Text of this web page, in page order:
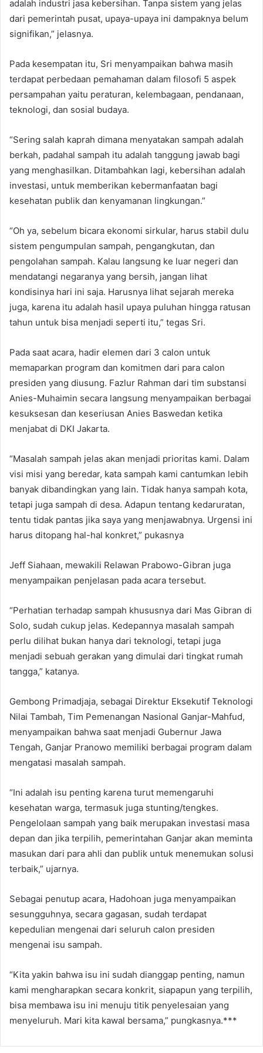
adalah industri jasa kebersihan. Tanpa sistem yang jelas
dari pemerintah pusat, upaya-upaya ini dampaknya belum
signifikan,” jelasnya.
Pada kesempatan itu, Sri menyampaikan bahwa masih
terdapat perbedaan pemahaman dalam filosofi 5 aspek
persampahan yaitu peraturan, kelembagaan, pendanaan,
teknologi, dan sosial budaya.
“Sering salah kaprah dimana menyatakan sampah adalah
berkah, padahal sampah itu adalah tanggung jawab bagi
yang menghasilkan. Ditambahkan lagi, kebersihan adalah
investasi, untuk memberikan kebermanfaatan bagi
kesehatan publik dan kenyamanan lingkungan.”
“Oh ya, sebelum bicara ekonomi sirkular, harus stabil dulu
sistem pengumpulan sampah, pengangkutan, dan
pengolahan sampah. Kalau langsung ke luar negeri dan
mendatangi negaranya yang bersih, jangan lihat
kondisinya hari ini saja. Harusnya lihat sejarah mereka
juga, karena itu adalah hasil upaya puluhan hingga ratusan
tahun untuk bisa menjadi seperti itu,” tegas Sri.
Pada saat acara, hadir elemen dari 3 calon untuk
memaparkan program dan komitmen dari para calon
presiden yang diusung. Fazlur Rahman dari tim substansi
Anies-Muhaimin secara langsung menyampaikan berbagai
kesuksesan dan keseriusan Anies Baswedan ketika
menjabat di DKI Jakarta.
“Masalah sampah jelas akan menjadi prioritas kami. Dalam
visi misi yang beredar, kata sampah kami cantumkan lebih
banyak dibandingkan yang lain. Tidak hanya sampah kota,
tetapi juga sampah di desa. Adapun tentang kedaruratan,
tentu tidak pantas jika saya yang menjawabnya. Urgensi ini
harus ditopang hal-hal konkret,” pukasnya
Jeff Siahaan, mewakili Relawan Prabowo-Gibran juga
menyampaikan penjelasan pada acara tersebut.
“Perhatian terhadap sampah khususnya dari Mas Gibran di
Solo, sudah cukup jelas. Kedepannya masalah sampah
perlu dilihat bukan hanya dari teknologi, tetapi juga
menjadi sebuah gerakan yang dimulai dari tingkat rumah
tangga,” katanya.
Gembong Primadjaja, sebagai Direktur Eksekutif Teknologi
Nilai Tambah, Tim Pemenangan Nasional Ganjar-Mahfud,
menyampaikan bahwa saat menjadi Gubernur Jawa
Tengah, Ganjar Pranowo memiliki berbagai program dalam
mengatasi masalah sampah.
“Ini adalah isu penting karena turut memengaruhi
kesehatan warga, termasuk juga stunting/tengkes.
Pengelolaan sampah yang baik merupakan investasi masa
depan dan jika terpilih, pemerintahan Ganjar akan meminta
masukan dari para ahli dan publik untuk menemukan solusi
terbaik,” ujarnya.
Sebagai penutup acara, Hadohoan juga menyampaikan
sesungguhnya, secara gagasan, sudah terdapat
kepedulian mengenai dari seluruh calon presiden
mengenai isu sampah.
“Kita yakin bahwa isu ini sudah dianggap penting, namun
kami mengharapkan secara konkrit, siapapun yang terpilih,
bisa membawa isu ini menuju titik penyelesaian yang
menyeluruh. Mari kita kawal bersama,” pungkasnya.***